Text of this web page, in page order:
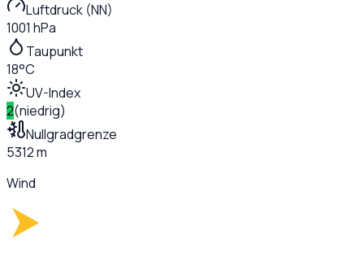
Luftdruck (NN)
1001 hPa
Taupunkt
18°C
UV-Index
2(niedrig)
Nullgradgrenze
5312 m
Wind